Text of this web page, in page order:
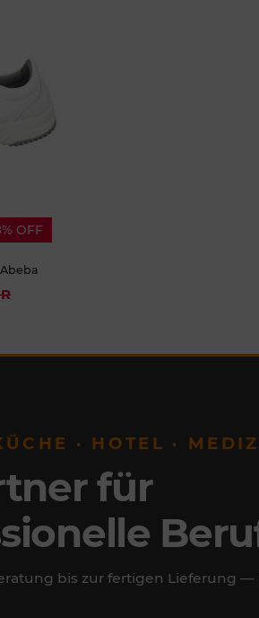
OFF
· HOTEL ·
für
bis zur fertigen Lieferung —